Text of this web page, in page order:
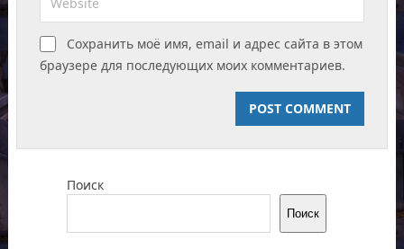
Сохранить моё имя, email и адрес сайта в этом
браузере для последующих моих комментариев.
Поиск
Поиск